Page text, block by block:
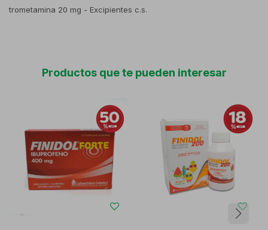
trometamina 20 mg - Excipientes c.s.
Productos que te pueden interesar